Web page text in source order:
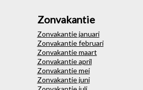
Zonvakantie
Zonvakantie januari
Zonvakantie februari
Zonvakantie maart
Zonvakantie april
Zonvakantie mei
Zonvakantie juni